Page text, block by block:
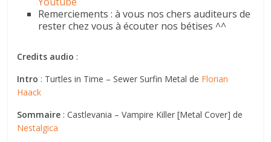
Remerciements : à vous nos chers auditeurs de
rester chez vous à écouter nos bétises ^^
Credits audio :
Intro : Turtles in Time – Sewer Surfin Metal de Florian
Haack
Sommaire : Castlevania – Vampire Killer [Metal Cover] de
Nestalgica